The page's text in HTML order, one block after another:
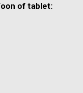
of tablet: